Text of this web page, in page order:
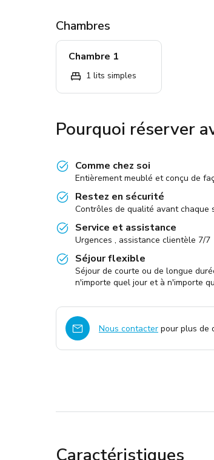
Chambres
Chambre 1
1 lits simples
Pourquoi réserver
Comme chez soi
Entièrement meublé et conçu de
Restez en sécurité
Contrôles de qualité avant chaque
Service et assistance
Urgences , assistance clientèle 7/7
Séjour flexible
Séjour de courte ou de longue
n'importe quel jour et à n'importe
Nous contacter pour plus de
Caractéristiques